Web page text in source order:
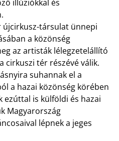
illúziókkal és
újcirkusz-társulat ünnepi
a közönség
az artisták lélegzetelállító
cirkuszi tér részévé válik.
suhannak el a
a hazai közönség körében
is külföldi és hazai
Magyarország
lépnek a jeges